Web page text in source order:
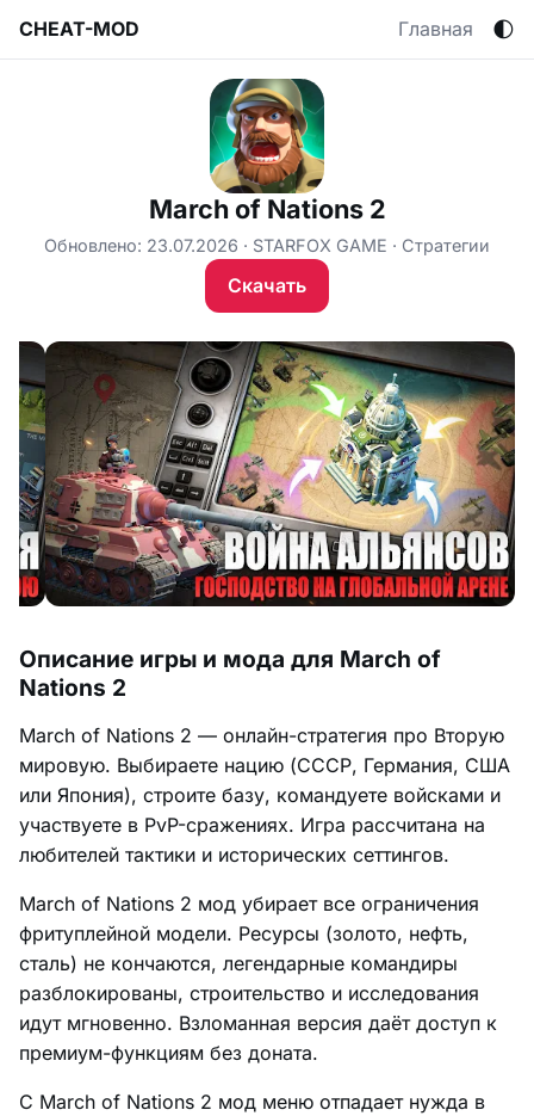
CHEAT-MOD Главная 🌓
March of Nations 2
Обновлено: 23.07.2026 STARFOX GAME Стратегии
Скачать
Описание игры и мода для March of
Nations 2
March of Nations 2 — онлайн-стратегия про Вторую
мировую. Выбираете нацию (СССР, Германия, США
или Япония), строите базу, командуете войсками и
участвуете в PvP-сражениях. Игра рассчитана на
любителей тактики и исторических сеттингов.
March of Nations 2 мод убирает все ограничения
фритуплейной модели. Ресурсы (золото, нефть,
сталь) не кончаются, легендарные командиры
разблокированы, строительство и исследования
идут мгновенно. Взломанная версия даёт доступ к
премиум-функциям без доната.
С March of Nations 2 мод меню отпадает нужда в